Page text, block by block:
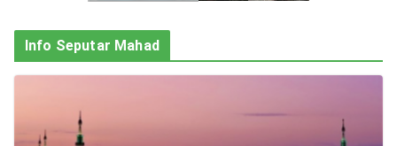
Info Seputar Mahad